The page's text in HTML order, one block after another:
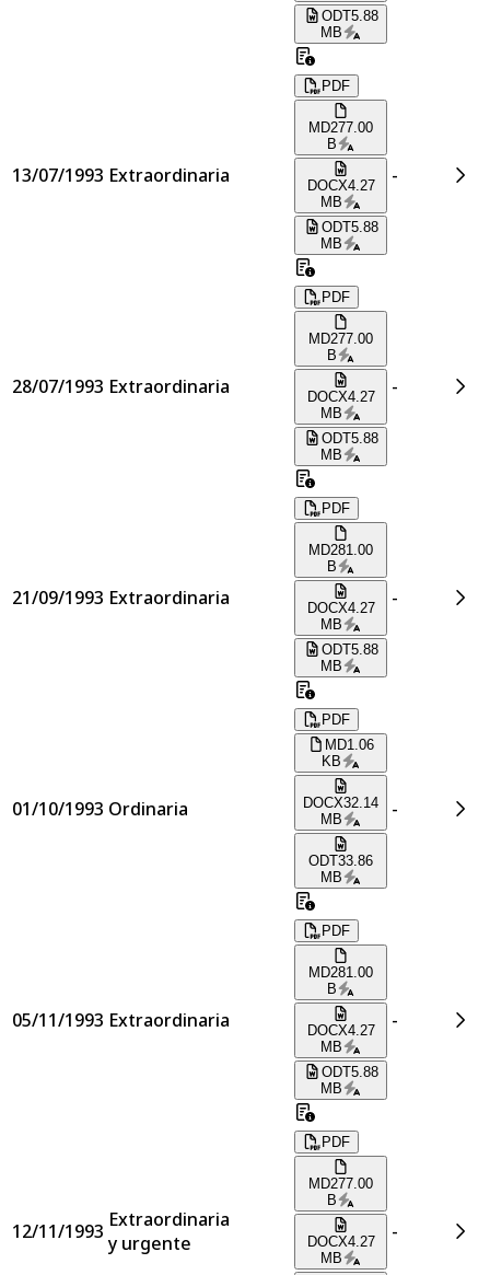
ODT5.88
MB
13/07/1993 Extraordinaria
PDF
MD277.00
B
DOCX4.27
MB
ODT5.88
MB
-
28/07/1993 Extraordinaria
PDF
MD277.00
B
DOCX4.27
MB
ODT5.88
MB
-
21/09/1993 Extraordinaria
PDF
MD281.00
B
DOCX4.27
MB
ODT5.88
MB
-
01/10/1993 Ordinaria
PDF
MD1.06
KB
DOCX32.14
MB
ODT33.86
MB
-
05/11/1993 Extraordinaria
PDF
MD281.00
B
DOCX4.27
MB
ODT5.88
MB
-
12/11/1993 Extraordinaria
y urgente
PDF
MD277.00
B
DOCX4.27
MB
-